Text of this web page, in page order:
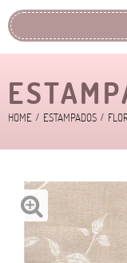
HOME ESTAMPADOS